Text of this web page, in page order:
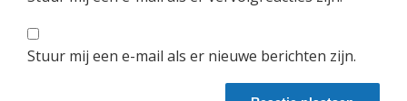
Stuur mij een e-mail als er nieuwe berichten zijn.